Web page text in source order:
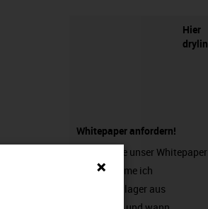
Hier
drylin
Whitepaper anfordern!
Fordern Sie unser Whitepaper
"Wann nehme ich
Lineargleitlager aus